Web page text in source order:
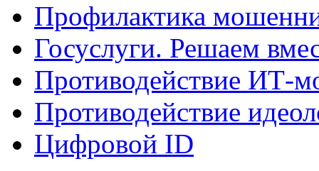
Профилактика
Госуслуги. Решаем
Противодействие ИТ-
Противодействие
Цифровой ID